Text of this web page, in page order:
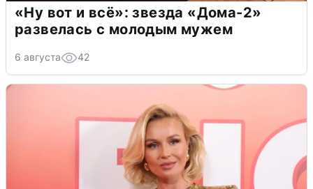
«Ну вот и всё»: звезда «Дома-2»
развелась с молодым мужем
6 августа 42